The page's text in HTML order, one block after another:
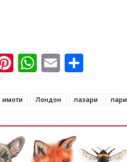
Pinterest
WhatsApp
Email
имоти Лондон пазари пари